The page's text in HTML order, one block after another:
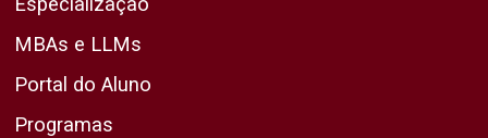
MBAs e LLMs
Portal do Aluno
Programas